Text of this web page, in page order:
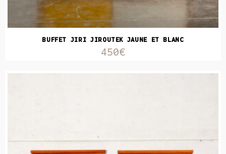
BUFFET JIRI JIROUTEK JAUNE ET BLANC
450€